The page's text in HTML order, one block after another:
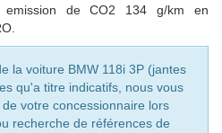
emission de CO2 134 g/km en
la voiture BMW 118i 3P (jantes
qu'a titre indicatifs, nous vous
votre concessionnaire lors
recherche de références de